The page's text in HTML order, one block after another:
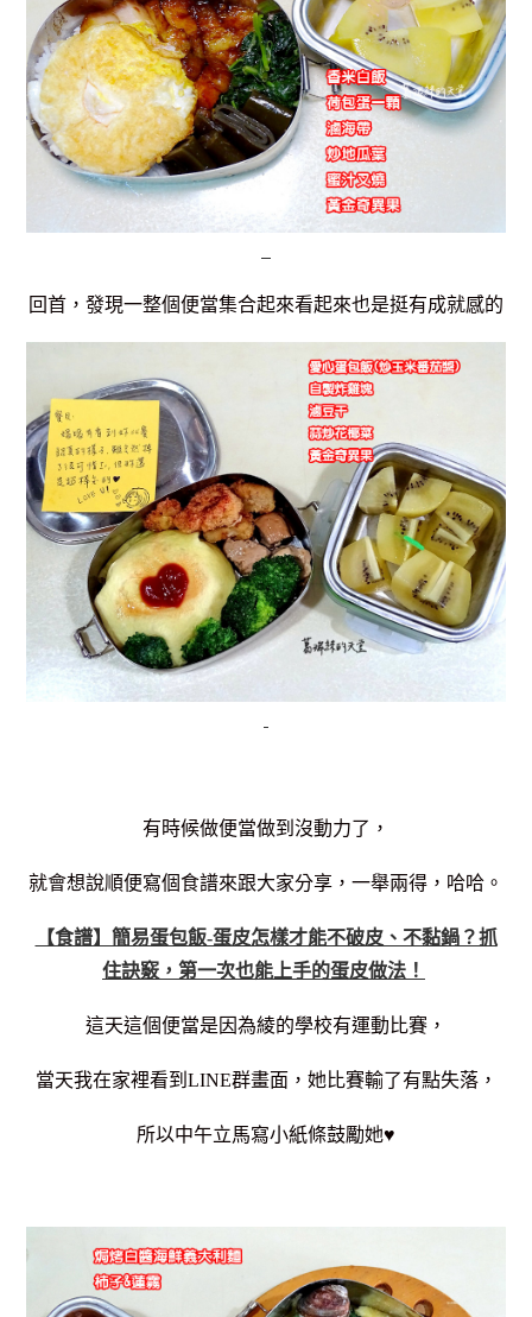
回首，發現一整個便當集合起來看起來也是挺有成就感的
有時候做便當做到沒動力了，
就會想說順便寫個食譜來跟大家分享，一舉兩得，哈哈。
【食譜】簡易蛋包飯-蛋皮怎樣才能不破皮、不黏鍋？抓
住訣竅，第一次也能上手的蛋皮做法！
這天這個便當是因為綾的學校有運動比賽，
當天我在家裡看到LINE群畫面，她比賽輸了有點失落，
所以中午立馬寫小紙條鼓勵她♥